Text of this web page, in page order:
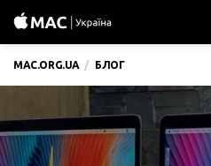
MAC.ORG.UA БЛОГ